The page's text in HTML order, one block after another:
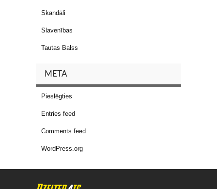
Skandāli
Slavenības
Tautas Balss
META
Pieslēgties
Entries feed
Comments feed
WordPress.org